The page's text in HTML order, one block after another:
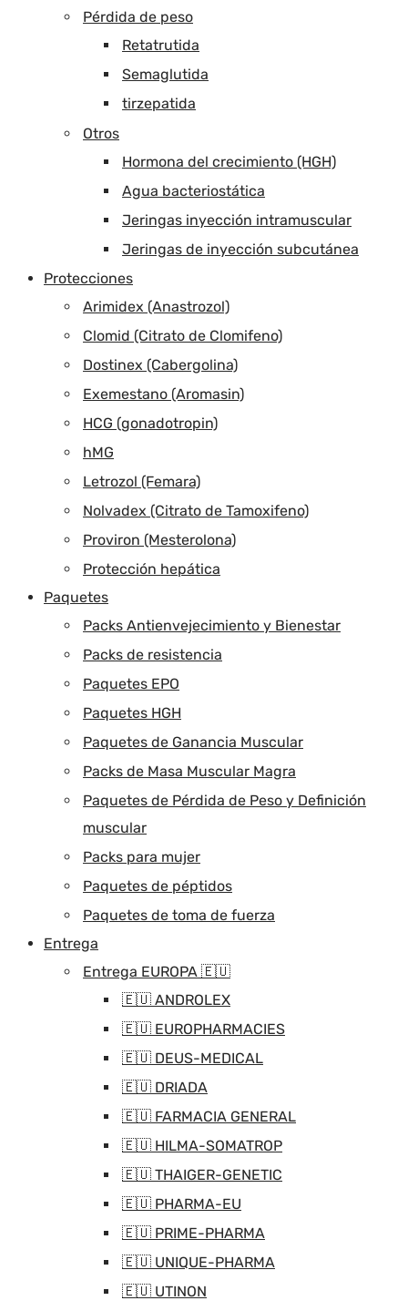
Pérdida de peso
Retatrutida
Semaglutida
tirzepatida
Otros
Hormona del crecimiento (HGH)
Agua bacteriostática
Jeringas inyección intramuscular
Jeringas de inyección subcutánea
Protecciones
Arimidex (Anastrozol)
Clomid (Citrato de Clomifeno)
Dostinex (Cabergolina)
Exemestano (Aromasin)
HCG (gonadotropin)
hMG
Letrozol (Femara)
Nolvadex (Citrato de Tamoxifeno)
Proviron (Mesterolona)
Protección hepática
Paquetes
Packs Antienvejecimiento y Bienestar
Packs de resistencia
Paquetes EPO
Paquetes HGH
Paquetes de Ganancia Muscular
Packs de Masa Muscular Magra
Paquetes de Pérdida de Peso y Definición
muscular
Packs para mujer
Paquetes de péptidos
Paquetes de toma de fuerza
Entrega
Entrega EUROPA 🇪🇺
🇪🇺 ANDROLEX
🇪🇺 EUROPHARMACIES
🇪🇺 DEUS-MEDICAL
🇪🇺 DRIADA
🇪🇺 FARMACIA GENERAL
🇪🇺 HILMA-SOMATROP
🇪🇺 THAIGER-GENETIC
🇪🇺 PHARMA-EU
🇪🇺 PRIME-PHARMA
🇪🇺 UNIQUE-PHARMA
🇪🇺 UTINON